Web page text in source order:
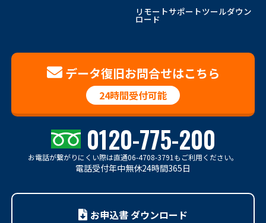
リモートサポートツールダウン
ロード
データ復旧お問合せはこちら
24時間受付可能
0120-775-200
お電話が繋がりにくい際は直通06-4708-3791もご利用ください。
電話受付年中無休24時間365日
お申込書 ダウンロード